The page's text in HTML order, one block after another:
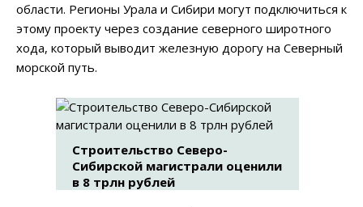
области. Регионы Урала и Сибири могут подключиться к
этому проекту через создание северного широтного
хода, который выводит железную дорогу на Северный
морской путь.
Строительство Северо-
Сибирской магистрали оценили
в 8 трлн рублей